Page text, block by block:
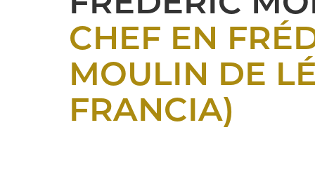
CHEF EN
MOULIN DE
FRANCIA)